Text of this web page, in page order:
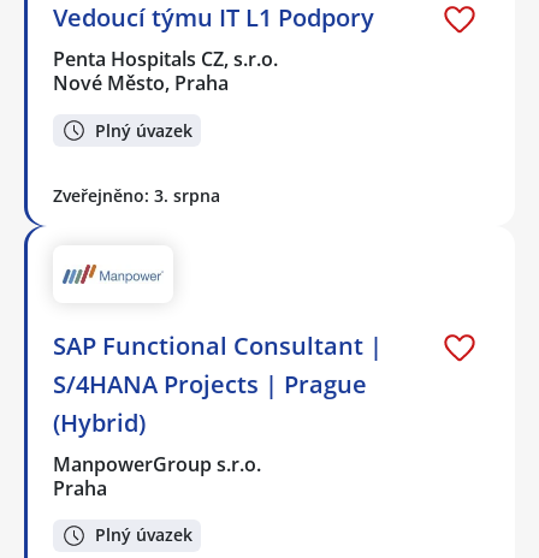
Vedoucí týmu IT L1 Podpory
Penta Hospitals CZ, s.r.o.
Nové Město, Praha
Plný úvazek
Zveřejněno: 3. srpna
SAP Functional Consultant |
S/4HANA Projects | Prague
(Hybrid)
ManpowerGroup s.r.o.
Praha
Plný úvazek